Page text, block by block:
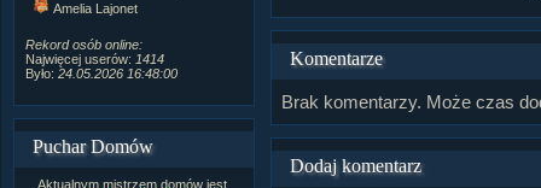
Amelia Lajonet
Rekord osób online:
Najwięcej userów: 1414
Było: 24.05.2026 16:48:00
Rozdanych pochwał:3,327
Wlepionych ostrzeżeń:4,170
Puchar Domów
Aktualnym mistrzem domów jest
Komentarze
Brak komentarzy. Może czas
Dodaj komentarz